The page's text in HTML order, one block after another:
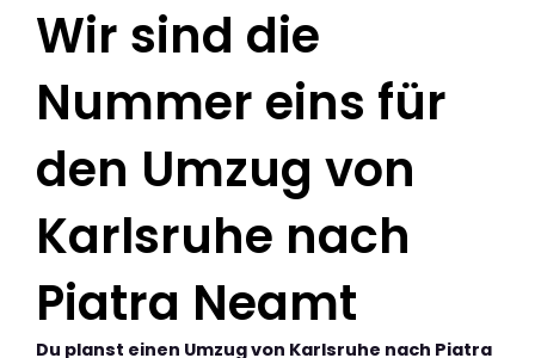
Wir sind die
Nummer eins für
den Umzug von
Karlsruhe nach
Piatra Neamt
Du planst einen Umzug von Karlsruhe nach Piatra